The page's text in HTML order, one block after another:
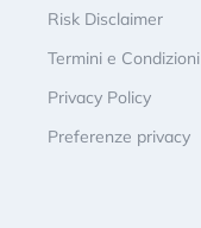
Risk Disclaimer
Termini e Condizioni
Privacy Policy
Preferenze privacy